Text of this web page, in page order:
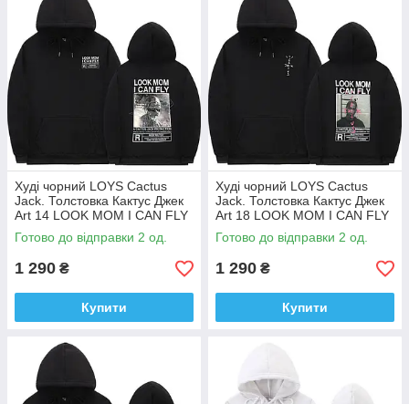
Худі чорний LOYS Cactus
Jack. Толстовка Кактус Джек
Art 14 LOOK MOM I CAN FLY
XS
Готово до відправки 2 од.
1 290 ₴
Купити
Худі чорний LOYS Cactus
Jack. Толстовка Кактус Джек
Art 18 LOOK MOM I CAN FLY
XS
Готово до відправки 2 од.
1 290 ₴
Купити